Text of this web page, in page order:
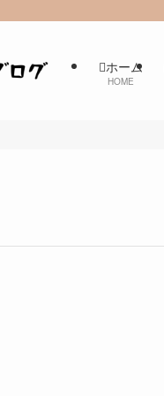
ホーム
HOME